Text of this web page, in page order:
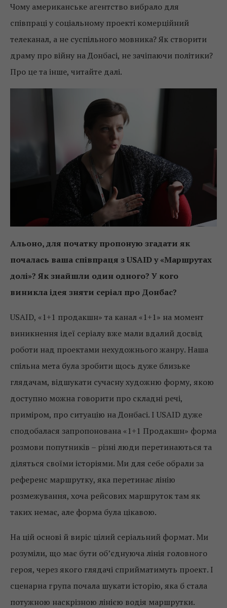
Чому американське агентство вибрало для
співпраці у соціальному проекті комерційний
телеканал, а не суспільного мовника? Як створити
драму про війну на Донбасі, не зачіпаючи політики?
Про це та інше, читайте далі.
Альоно, для початку пропоную згадати як
почалась ваша співпраця з USAID у «Маршрутах
долі»? Як знайшли один одного? У кого
виникла ідея зняти серіал про Донбас?
USAID, «1+1 продакшн» та канал «1+1» на момент
виникнення ідеї серіалу вже мали вдалий досвід
роботи над проектами нехудожнього жанру. Наша
спільна мета була зробити щось дуже близьке
глядачам, відшукати сучасну художню форму, якою
доступно можна говорити про складні речі,
приміром, про ситуацію на Донбасі. І USAID дуже
сподобалася запропонована «1+1 Продакшн» форма
розмови попутників – різні люди перетинаються та
діляться своїми історіями. Ми для себе обрали за
референс маршрутку, яка перетинає лінію
розмежування, хоча рейсових маршруток там як
таких немає, але форма була цікавою.
На цій основі й виріс цілий серіальний формат. Ми
розуміли, що має бути об’єднуюча лінія головного
героя, через якого глядачі сприйматимуть проект. І
сценарна група почала шукати історію, яка б стала
потужною наскрізною лінією водія маршрутки.